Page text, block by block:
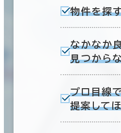
物件を探
なかなか
見つから
プロ目線
提案して